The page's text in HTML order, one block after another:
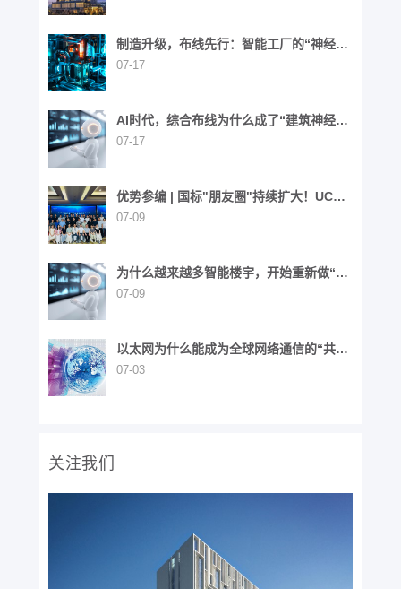
制造升级，布线先行：智能工厂的“神经网
络”重构之路
07-17
AI时代，综合布线为什么成了“建筑神经网
络”？
07-17
优势参编 | 国标"朋友圈"持续扩大！UCS
同步参与6项国家标准制定
07-09
为什么越来越多智能楼宇，开始重新做“布
线”这件事？
07-09
以太网为什么能成为全球网络通信的“共同
语言”？
07-03
关注我们